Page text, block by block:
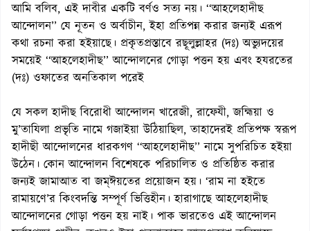
আমি বলিব, এই দাবীর একটি বর্ণও সত্য নয়। ‘‘আহলেহাদীছ
আন্দোলন’’ যে নূতন ও অর্বাচীন, ইহা প্রতিপন্ন করার জন্যই এরূপ
কথা রচনা করা হইয়াছে। প্রকৃতপ্রস্তাবে রছূলুল্লাহর (দঃ) অভ্যুদয়ের
সময়েই ‘‘আহলেহাদীছ’’ আন্দোলনের গোড়া পত্তন হয় এবং হযরতের
(দঃ) ওফাতের অনতিকাল পরেই
যে সকল হাদীছ বিরোধী আন্দোলন খারেজী, রাফেযী, জহ্মিয়া ও
মু’তাযিলা প্রভৃতি নামে গজাইয়া উঠিয়াছিল, তাহাদেরই প্রতিপক্ষ স্বরূপ
হাদীছী আন্দোলনের ধারকগণ ‘‘আহলেহাদীছ’’ নামে সুপরিচিত হইয়া
উঠেন। কোন আন্দোলন বিশেষকে পরিচালিত ও প্রতিষ্ঠিত করার
জন্যই জামাআত বা জম্ঈয়তের প্রয়োজন হয়। ‘রাম না হইতে
রামায়ণে’র কিংবদন্তি সম্পূর্ণ ভিত্তিহীন। হারাগাছে আহলেহাদীছ
আন্দোলনের গোড়া পত্তন হয় নাই। পাক ভারতেও এই আন্দোলন